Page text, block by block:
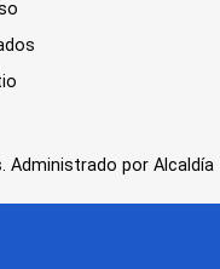
Administrado por Alcaldía